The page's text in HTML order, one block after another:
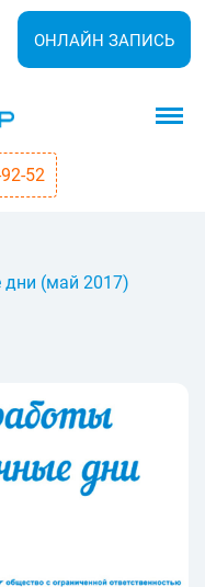
ОНЛАЙН ЗАПИСЬ
52
дни (май 2017)